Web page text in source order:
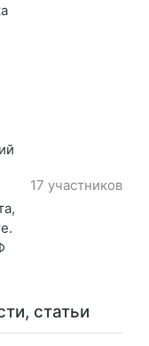
17 участников
статьи